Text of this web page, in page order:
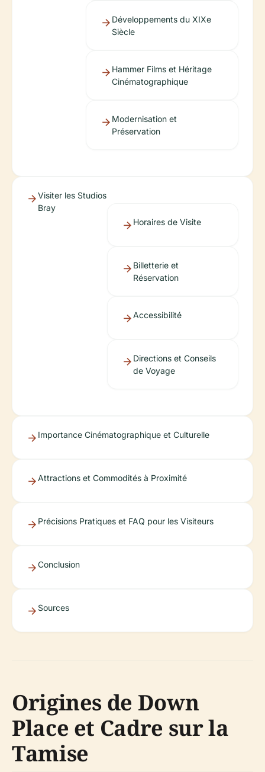
Développements du XIXe
Siècle
Hammer Films et Héritage
Cinématographique
Modernisation et
Préservation
Visiter les Studios
Bray
Horaires de Visite
Billetterie et
Réservation
Accessibilité
Directions et Conseils
de Voyage
Importance Cinématographique et Culturelle
Attractions et Commodités à Proximité
Précisions Pratiques et FAQ pour les Visiteurs
Conclusion
Sources
Origines de Down
Place et Cadre sur la
Tamise